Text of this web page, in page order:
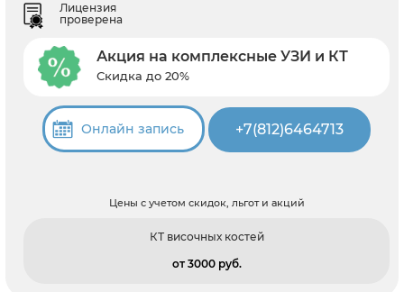
Лицензия
проверена
Акция на комплексные УЗИ и КТ
Скидка до 20%
Онлайн запись +7(812)6464713
Цены с учетом скидок, льгот и акций
КТ височных костей
от 3000 pуб.